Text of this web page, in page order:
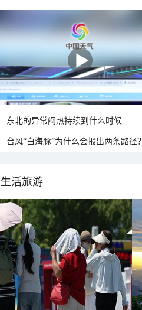
东北的异常闷热持续到什么时候
台风“白海豚”为什么会报出两条路径？
生活旅游